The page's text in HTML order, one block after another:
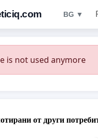
BG ▼
is not used anymore
от други